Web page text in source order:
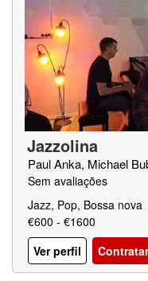
Jazzolina
Paul Anka, Michael
Sem avaliações
Jazz, Pop, Bossa nova
€600 - €1600
Ver perfil